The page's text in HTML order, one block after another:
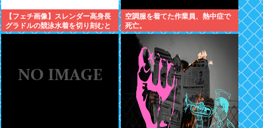
【フェチ画像】スレンダー高身長
グラドルの競泳水着を切り刻むと
ヌルヌル 大開脚×マッサージ
空調服を着てた作業員、熱中症で
死亡。